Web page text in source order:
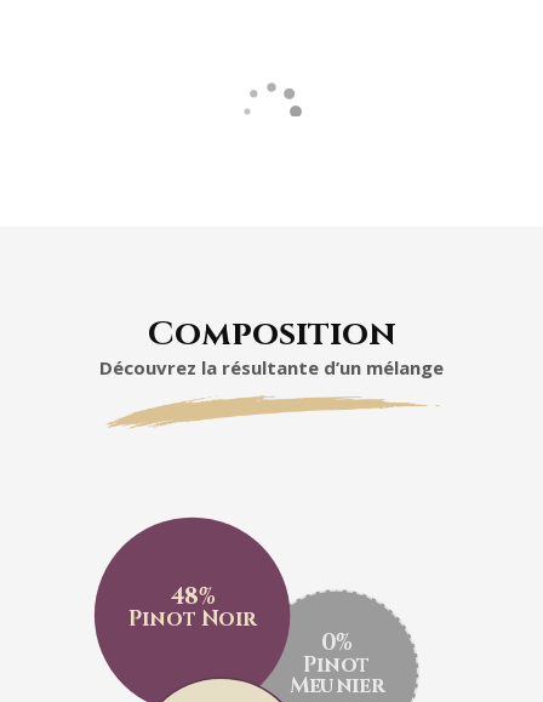
Composition
Découvrez la résultante d’un mélange
48%
Pinot Noir
0%
Pinot
Meunier